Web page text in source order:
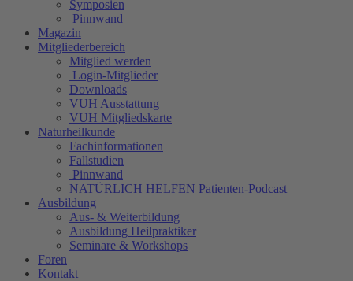
Symposien
Pinnwand
Magazin
Mitgliederbereich
Mitglied werden
Login-Mitglieder
Downloads
VUH Ausstattung
VUH Mitgliedskarte
Naturheilkunde
Fachinformationen
Fallstudien
Pinnwand
NATÜRLICH HELFEN Patienten-Podcast
Ausbildung
Aus- & Weiterbildung
Ausbildung Heilpraktiker
Seminare & Workshops
Foren
Kontakt